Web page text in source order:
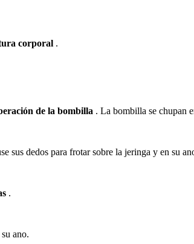
corporal .
de la bombilla . La bombilla se chupan
sus dedos para frotar sobre la jeringa y en su
.
ano.